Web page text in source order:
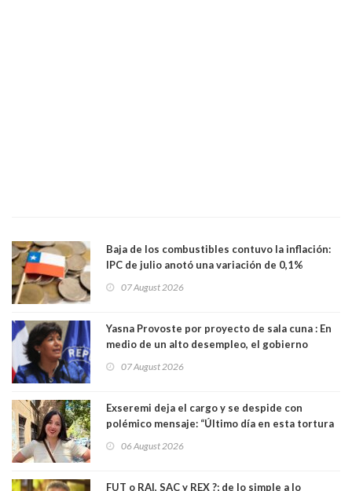
Baja de los combustibles contuvo la inflación:
IPC de julio anotó una variación de 0,1%
07 August 2026
Yasna Provoste por proyecto de sala cuna : En
medio de un alto desempleo, el gobierno
07 August 2026
Exseremi deja el cargo y se despide con
polémico mensaje: “Último día en esta tortura
06 August 2026
FUT o RAI, SAC y REX ?; de lo simple a lo